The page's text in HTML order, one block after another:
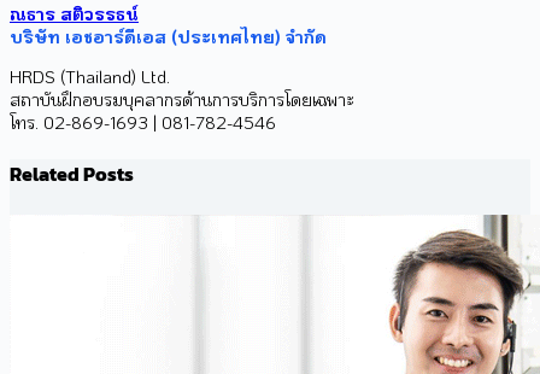
ณธาร สติวรรธน์
บริษัท เอชอาร์ดีเอส (ประเทศไทย) จำกัด
HRDS (Thailand) Ltd.
สถาบันฝึกอบรมบุคลากรด้านการบริการโดยเฉพาะ
โทร. 02-869-1693 | 081-782-4546
Related Posts